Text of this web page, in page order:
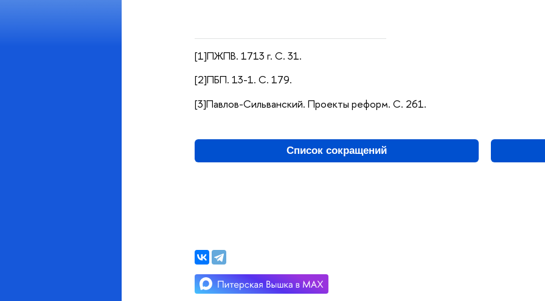
[1]ПЖПВ. 1713 г. С. 31.
[2]ПБП. 13-1. С. 179.
[3]Павлов-Сильванский. Проекты реформ. С. 261.
Список сокращений